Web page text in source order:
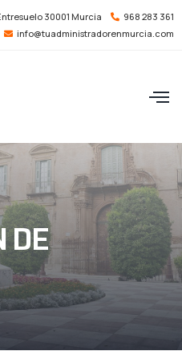
30001 Murcia
968 283 361
info@tuadministradorenmurcia.com
DE